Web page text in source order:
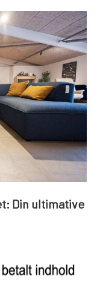
Din ultimative